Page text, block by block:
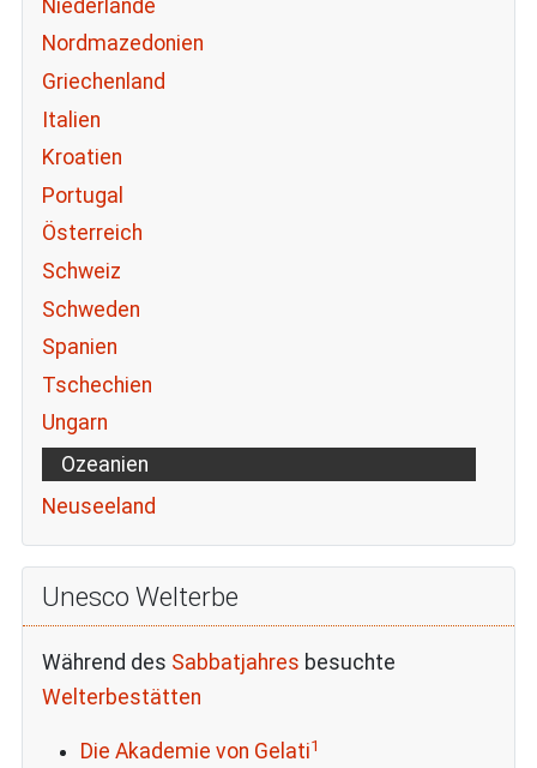
Niederlande
Nordmazedonien
Griechenland
Italien
Kroatien
Portugal
Österreich
Schweiz
Schweden
Spanien
Tschechien
Ungarn
Ozeanien
Neuseeland
Unesco Welterbe
Während des Sabbatjahres besuchte
Welterbestätten
Die Akademie von Gelati1